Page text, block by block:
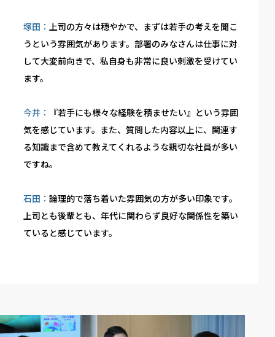
塚田：上司の方々は穏やかで、まずは若手の考えを聞こ
うという雰囲気があります。部署のみなさんは仕事に対
して大変前向きで、私自身も非常に良い刺激を受けてい
ます。
今井：
『若手にも様々な経験を積ませたい』という雰囲
気を感じています。また、質問した内容以上に、関連す
る知識まで含めて教えてくれるような親切な社員が多い
ですね。
石田：論理的で落ち着いた雰囲気の方が多い印象です。
上司とも後輩とも、年代に関わらず良好な関係性を築い
ていると感じています。